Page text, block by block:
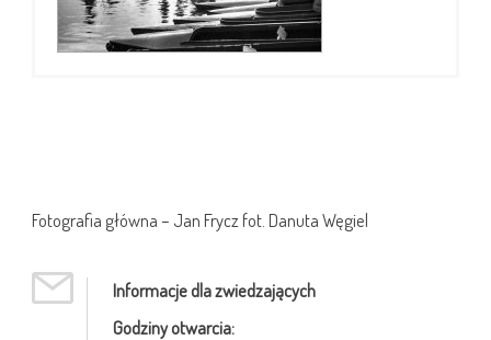
Fotografia główna – Jan Frycz fot. Danuta Węgiel
Informacje dla zwiedzających
Godziny otwarcia: